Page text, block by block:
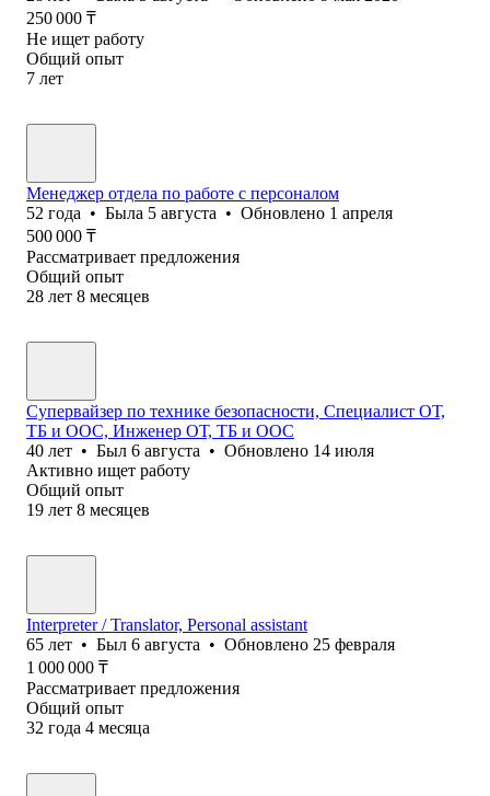
250 000 ₸
Не ищет работу
Общий опыт
7 лет
Менеджер отдела по работе с персоналом
52 года • Была 5 августа • Обновлено 1 апреля
500 000 ₸
Рассматривает предложения
Общий опыт
28 лет 8 месяцев
Супервайзер по технике безопасности, Специалист ОТ,
ТБ и ООС, Инженер ОТ, ТБ и ООС
40 лет • Был 6 августа • Обновлено 14 июля
Активно ищет работу
Общий опыт
19 лет 8 месяцев
Interpreter / Translator, Personal assistant
65 лет • Был 6 августа • Обновлено 25 февраля
1 000 000 ₸
Рассматривает предложения
Общий опыт
32 года 4 месяца